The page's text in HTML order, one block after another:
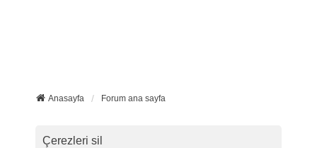
Anasayfa Forum ana sayfa
Çerezleri sil